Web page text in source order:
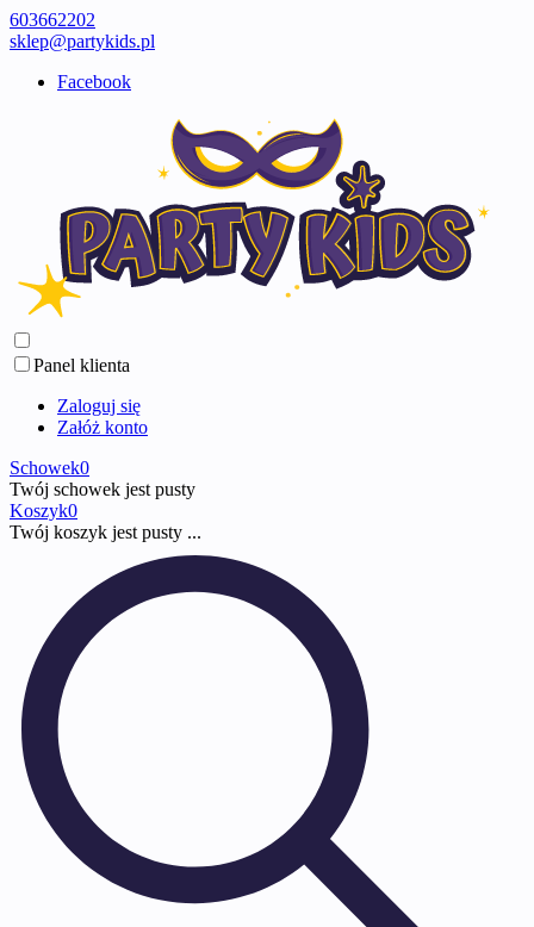
603662202
sklep@partykids.pl
Facebook
Panel klienta
Zaloguj się
Załóż konto
Schowek0
Twój schowek jest pusty
Koszyk0
Twój koszyk jest pusty ...